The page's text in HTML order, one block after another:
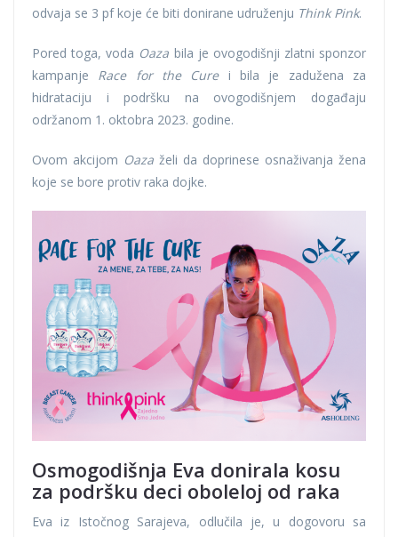
odvaja se 3 pf koje će biti donirane udruženju Think Pink.
Pored toga, voda Oaza bila je ovogodišnji zlatni sponzor
kampanje Race for the Curei bila je zadužena za
hidrataciju i podršku na ovogodišnjem događaju
održanom 1. oktobra 2023. godine.
Ovom akcijom Oaza želi da doprinese osnaživanja žena
koje se bore protiv raka dojke.
Osmogodišnja Eva donirala kosu
za podršku deci oboleloj od raka
Eva iz Istočnog Sarajeva, odlučila je, u dogovoru sa